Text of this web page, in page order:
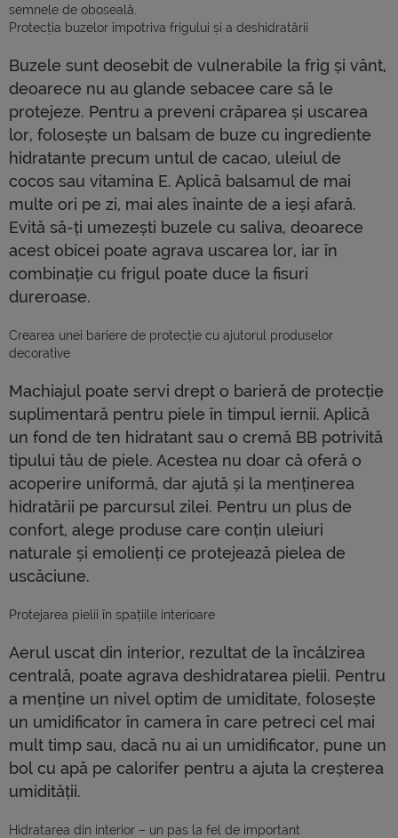
semnele de oboseală.
Protecția buzelor împotriva frigului și a deshidratării
Buzele sunt deosebit de vulnerabile la frig și vânt,
deoarece nu au glande sebacee care să le
protejeze. Pentru a preveni crăparea și uscarea
lor, folosește un balsam de buze cu ingrediente
hidratante precum untul de cacao, uleiul de
cocos sau vitamina E. Aplică balsamul de mai
multe ori pe zi, mai ales înainte de a ieși afară.
Evită să-ți umezești buzele cu saliva, deoarece
acest obicei poate agrava uscarea lor, iar în
combinație cu frigul poate duce la fisuri
dureroase.
Crearea unei bariere de protecție cu ajutorul produselor
decorative
Machiajul poate servi drept o barieră de protecție
suplimentară pentru piele în timpul iernii. Aplică
un fond de ten hidratant sau o cremă BB potrivită
tipului tău de piele. Acestea nu doar că oferă o
acoperire uniformă, dar ajută și la menținerea
hidratării pe parcursul zilei. Pentru un plus de
confort, alege produse care conțin uleiuri
naturale și emolienți ce protejează pielea de
uscăciune.
Protejarea pielii în spațiile interioare
Aerul uscat din interior, rezultat de la încălzirea
centrală, poate agrava deshidratarea pielii. Pentru
a menține un nivel optim de umiditate, folosește
un umidificator în camera în care petreci cel mai
mult timp sau, dacă nu ai un umidificator, pune un
bol cu apă pe calorifer pentru a ajuta la creșterea
umidității.
Hidratarea din interior – un pas la fel de important